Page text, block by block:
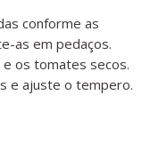
conforme as
as em pedaços.
os tomates secos.
e ajuste o tempero.